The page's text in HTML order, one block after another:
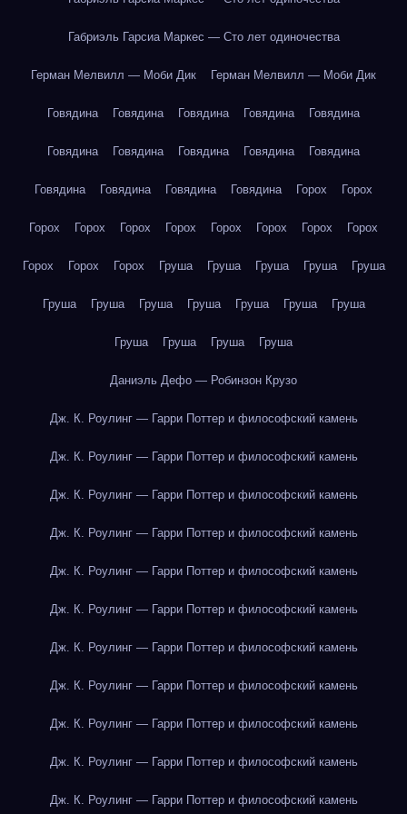
Габриэль Гарсиа Маркес — Сто лет одиночества
Герман Мелвилл — Моби Дик Герман Мелвилл — Моби Дик
Говядина Говядина Говядина Говядина Говядина
Говядина Говядина Говядина Говядина Говядина
Говядина Говядина Говядина Говядина Горох Горох
Горох Горох Горох Горох Горох Горох Горох Горох
Горох Горох Горох Груша Груша Груша Груша Груша
Груша Груша Груша Груша Груша Груша Груша
Груша Груша Груша Груша
Даниэль Дефо — Робинзон Крузо
Дж. К. Роулинг — Гарри Поттер и философский камень
Дж. К. Роулинг — Гарри Поттер и философский камень
Дж. К. Роулинг — Гарри Поттер и философский камень
Дж. К. Роулинг — Гарри Поттер и философский камень
Дж. К. Роулинг — Гарри Поттер и философский камень
Дж. К. Роулинг — Гарри Поттер и философский камень
Дж. К. Роулинг — Гарри Поттер и философский камень
Дж. К. Роулинг — Гарри Поттер и философский камень
Дж. К. Роулинг — Гарри Поттер и философский камень
Дж. К. Роулинг — Гарри Поттер и философский камень
Дж. К. Роулинг — Гарри Поттер и философский камень